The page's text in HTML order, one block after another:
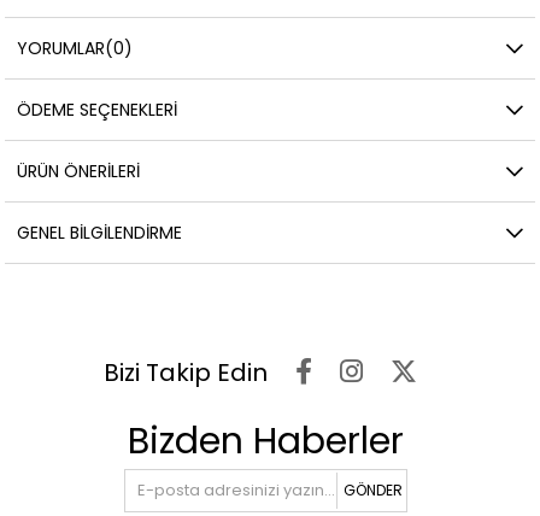
YORUMLAR(0)
ÖDEME SEÇENEKLERI
ÜRÜN ÖNERILERI
GENEL BILGILENDIRME
Bizi Takip Edin
Bizden Haberler
GÖNDER